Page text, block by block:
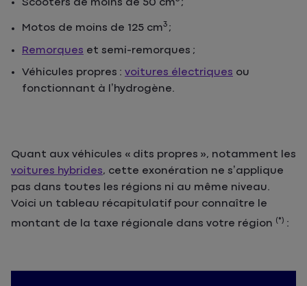
Scooters de moins de 50 cm ;
Motos de moins de 125 cm3 ;
Remorques et semi-remorques ;
Véhicules propres : voitures électriques ou
fonctionnant à l’hydrogène.
Quant aux véhicules « dits propres », notamment les
voitures hybrides, cette exonération ne s’applique
pas dans toutes les régions ni au même niveau.
Voici un tableau récapitulatif pour connaître le
montant de la taxe régionale dans votre région (*) :